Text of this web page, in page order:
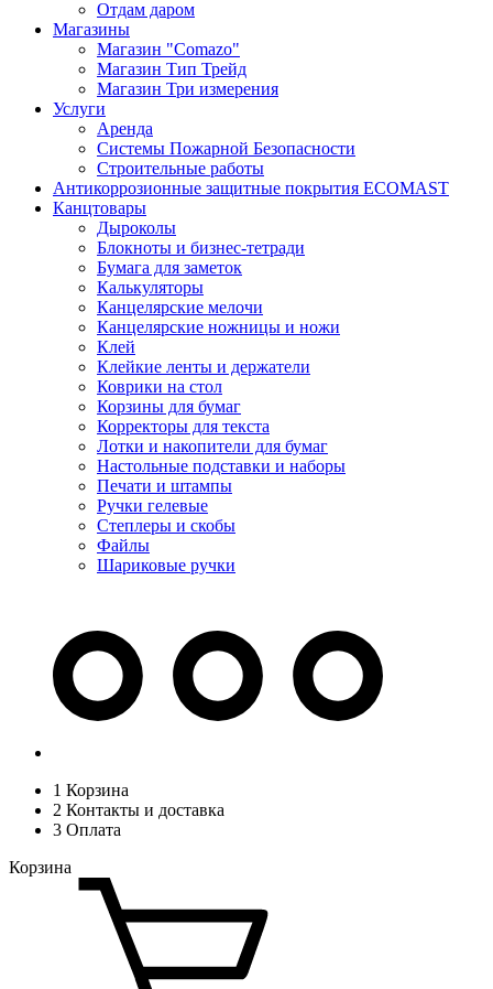
Отдам даром
Магазины
Магазин "Comazo"
Магазин Тип Трейд
Магазин Три измерения
Услуги
Аренда
Системы Пожарной Безопасности
Строительные работы
Антикоррозионные защитные покрытия ECOMAST
Канцтовары
Дыроколы
Блокноты и бизнес-тетради
Бумага для заметок
Калькуляторы
Канцелярские мелочи
Канцелярские ножницы и ножи
Клей
Клейкие ленты и держатели
Коврики на стол
Корзины для бумаг
Корректоры для текста
Лотки и накопители для бумаг
Настольные подставки и наборы
Печати и штампы
Ручки гелевые
Степлеры и скобы
Файлы
Шариковые ручки
1 Корзина
2 Контакты и доставка
3 Оплата
Корзина